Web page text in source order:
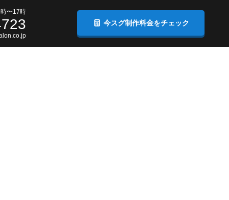
今スグ制作料金をチェック
〜17時